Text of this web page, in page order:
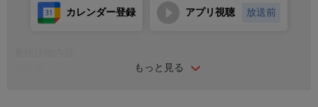
もっと見る
カレンダー登録 アプリ視聴 放送前